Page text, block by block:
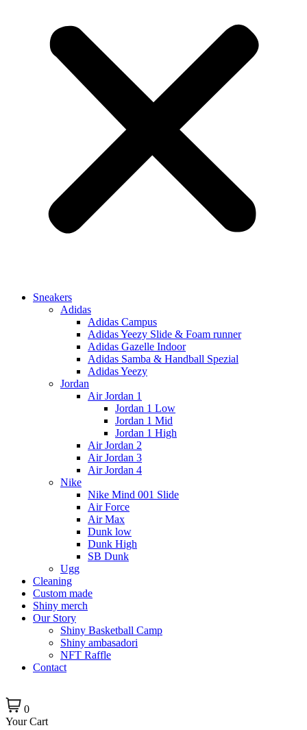
Sneakers
Adidas
Adidas Campus
Adidas Yeezy Slide & Foam runner
Adidas Gazelle Indoor
Adidas Samba & Handball Spezial
Adidas Yeezy
Jordan
Air Jordan 1
Jordan 1 Low
Jordan 1 Mid
Jordan 1 High
Air Jordan 2
Air Jordan 3
Air Jordan 4
Nike
Nike Mind 001 Slide
Air Force
Air Max
Dunk low
Dunk High
SB Dunk
Ugg
Cleaning
Custom made
Shiny merch
Our Story
Shiny Basketball Camp
Shiny ambasadori
NFT Raffle
Contact
0
Your Cart